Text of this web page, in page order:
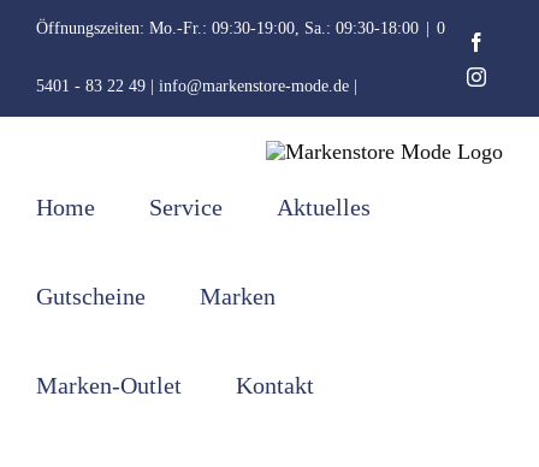
Zum
springen
Öffnungszeiten: Mo.-Fr.: 09:30-19:00, Sa.: 09:30-18:00 0
5401 - 83 22 49 | info@markenstore-mode.de |
Home Service Aktuelles
Gutscheine Marken
Marken-Outlet Kontakt